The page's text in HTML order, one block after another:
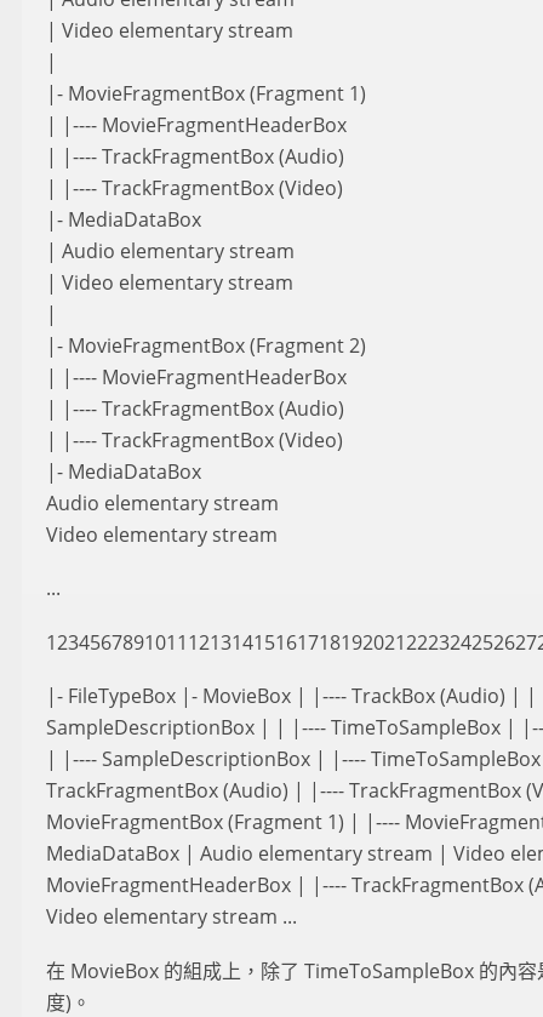
| Video elementary stream
|
|- MovieFragmentBox (Fragment 1)
| |---- MovieFragmentHeaderBox
| |---- TrackFragmentBox (Audio)
| |---- TrackFragmentBox (Video)
|- MediaDataBox
| Audio elementary stream
| Video elementary stream
|
|- MovieFragmentBox (Fragment 2)
| |---- MovieFragmentHeaderBox
| |---- TrackFragmentBox (Audio)
| |---- TrackFragmentBox (Video)
|- MediaDataBox
Audio elementary stream
Video elementary stream
...
|- FileTypeBox |- MovieBox | |---- TrackBox (Audio)
SampleDescriptionBox | | |---- TimeToSampleBox |
| |---- SampleDescriptionBox | |----
TrackFragmentBox (Audio) | |----
MovieFragmentBox (Fragment 1) | |----
MediaDataBox | Audio elementary stream | Video
MovieFragmentHeaderBox | |---- TrackFragmentBox
Video elementary stream ...
在 MovieBox 的組成上，除了 TimeToSampleBox 的內
度)。